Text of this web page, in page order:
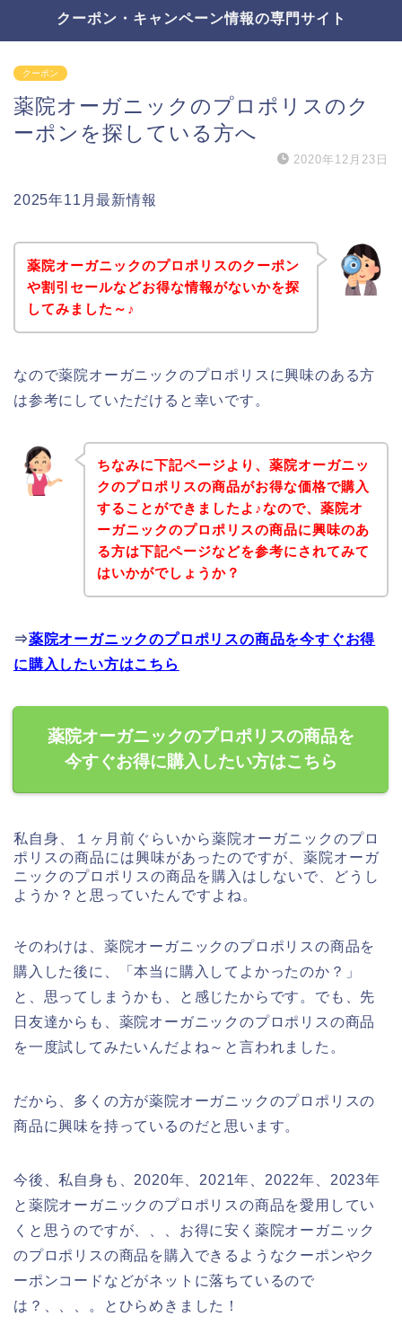
クーポン・キャンペーン情報の専門サイト
クーポン
薬院オーガニックのプロポリスのク
ーポンを探している方へ
2020年12月23日
2025年11月最新情報
薬院オーガニックのプロポリスのクーポン
や割引セールなどお得な情報がないかを探
してみました～♪
なので薬院オーガニックのプロポリスに興味のある方
は参考にしていただけると幸いです。
ちなみに下記ページより、薬院オーガニッ
クのプロポリスの商品がお得な価格で購入
することができましたよ♪なので、薬院オ
ーガニックのプロポリスの商品に興味のあ
る方は下記ページなどを参考にされてみて
はいかがでしょうか？
⇒薬院オーガニックのプロポリスの商品を今すぐお得
に購入したい方はこちら
薬院オーガニックのプロポリスの商品を
今すぐお得に購入したい方はこちら
私自身、１ヶ月前ぐらいから薬院オーガニックのプロ
ポリスの商品には興味があったのですが、薬院オーガ
ニックのプロポリスの商品を購入はしないで、どうし
ようか？と思っていたんですよね。
そのわけは、薬院オーガニックのプロポリスの商品を
購入した後に、「本当に購入してよかったのか？」
と、思ってしまうかも、と感じたからです。でも、先
日友達からも、薬院オーガニックのプロポリスの商品
を一度試してみたいんだよね～と言われました。
だから、多くの方が薬院オーガニックのプロポリスの
商品に興味を持っているのだと思います。
今後、私自身も、2020年、2021年、2022年、2023年
と薬院オーガニックのプロポリスの商品を愛用してい
くと思うのですが、、、お得に安く薬院オーガニック
のプロポリスの商品を購入できるようなクーポンやク
ーポンコードなどがネットに落ちているので
は？、、、。とひらめきました！